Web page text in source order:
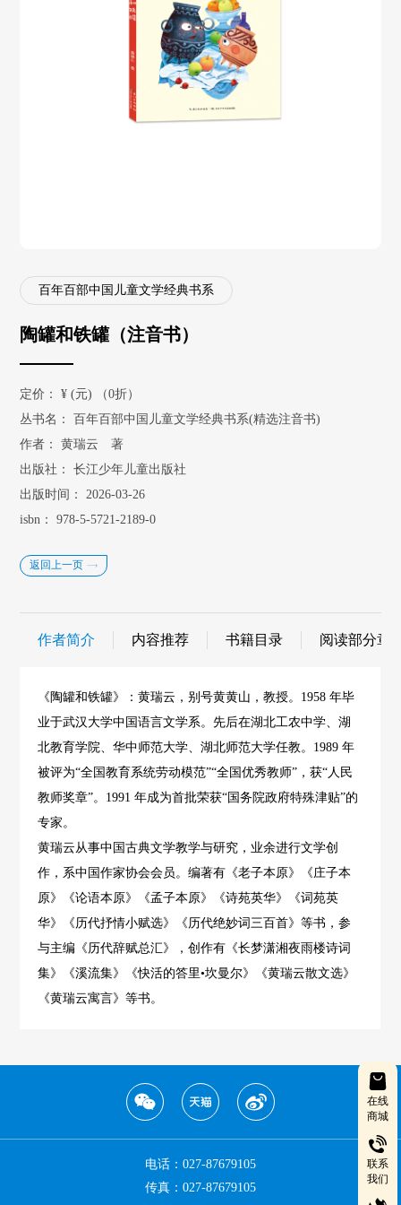
在线
商城
联系
我们
百年百部中国儿童文学经典书系
陶罐和铁罐（注音书）
定价： ¥(元) （0折）
丛书名：
百年百部中国儿童文学经典书系(精选注音书)
作者：
黄瑞云 著
出版社：
长江少年儿童出版社
出版时间：
2026-03-26
isbn：
978-5-5721-2189-0
返回上一页
作者简介 内容推荐 书籍目录 阅读部分章
《陶罐和铁罐》：黄瑞云，别号黄黄山，教授。1958 年毕
业于武汉大学中国语言文学系。先后在湖北工农中学、湖
北教育学院、华中师范大学、湖北师范大学任教。1989 年
被评为“全国教育系统劳动模范”“全国优秀教师”，获“人民
教师奖章”。1991 年成为首批荣获“国务院政府特殊津贴”的
专家。
黄瑞云从事中国古典文学教学与研究，业余进行文学创
作，系中国作家协会会员。编著有《老子本原》《庄子本
原》《论语本原》《孟子本原》《诗苑英华》《词苑英
华》《历代抒情小赋选》《历代绝妙词三百首》等书，参
与主编《历代辞赋总汇》，创作有《长梦潇湘夜雨楼诗词
集》《溪流集》《快活的答里•坎曼尔》《黄瑞云散文选》
《黄瑞云寓言》等书。
电话：027-87679105
传真：027-87679105